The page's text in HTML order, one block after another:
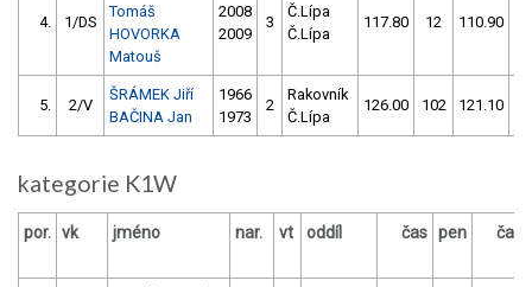
4. 1/DS
Tomáš
HOVORKA
Matouš
2008
2009
3
Č.Lípa
Č.Lípa
117.80 12 110.90
5. 2/V
ŠRÁMEK Jiří
BAČINA Jan
1966
1973
2
Rakovník
Č.Lípa
126.00 102 121.10
kategorie K1W
por. vk jméno nar. vt oddíl čas pen čas